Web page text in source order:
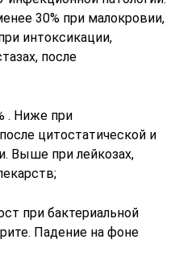
30% при малокровии,
интоксикации,
после
. Ниже при
цитостатической и
Выше при лейкозах,
при бактериальной
Падение на фоне